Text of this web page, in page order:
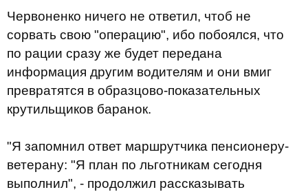
Червоненко ничего не ответил, чтоб не
сорвать свою "операцию", ибо побоялся, что
по рации сразу же будет передана
информация другим водителям и они вмиг
превратятся в образцово-показательных
крутильщиков баранок.
"Я запомнил ответ маршрутчика пенсионеру-
ветерану: "Я план по льготникам сегодня
выполнил", - продолжил рассказывать